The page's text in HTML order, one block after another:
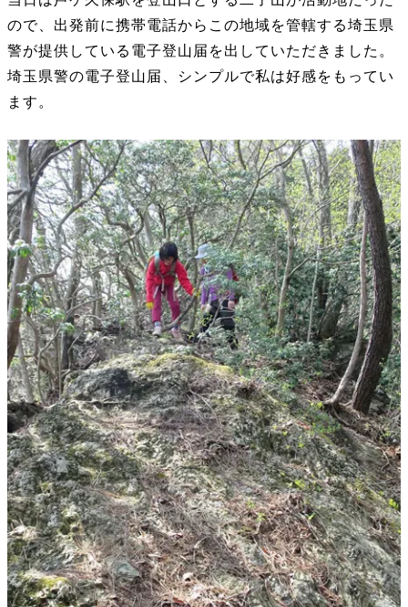
ので、出発前に携帯電話からこの地域を管轄する埼玉県
警が提供している電子登山届を出していただきました。
埼玉県警の電子登山届、シンプルで私は好感をもってい
ます。